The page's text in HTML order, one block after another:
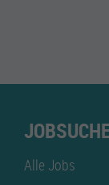
Alle Jobs